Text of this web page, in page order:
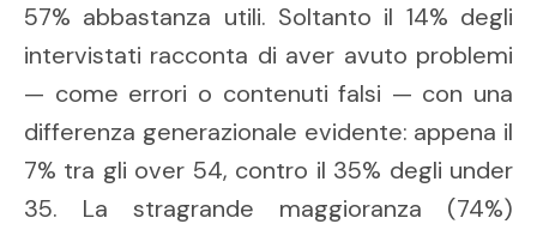
57% abbastanza utili. Soltanto il 14% degli
intervistati racconta di aver avuto problemi
— come errori o contenuti falsi — con una
differenza generazionale evidente: appena il
7% tra gli over 54, contro il 35% degli under
35. La stragrande maggioranza (74%)